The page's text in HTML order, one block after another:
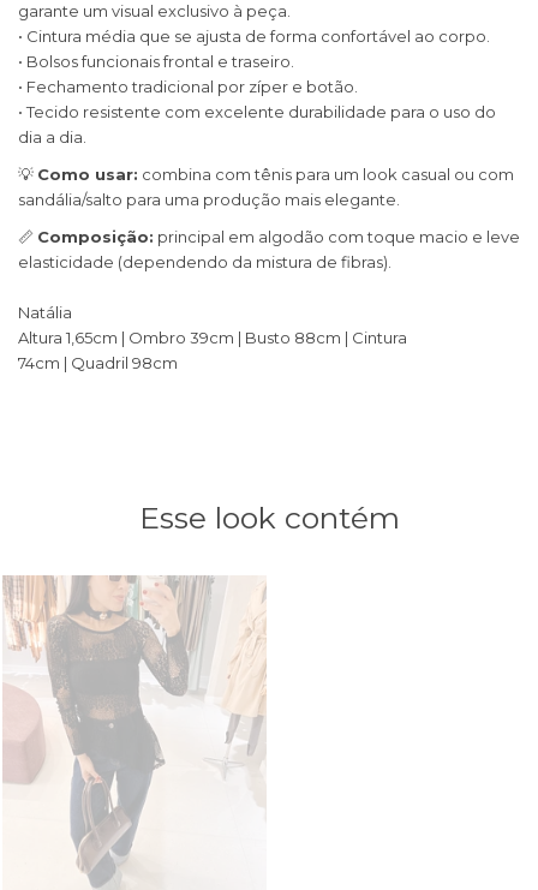
garante um visual exclusivo à peça.
• Cintura média que se ajusta de forma confortável ao corpo.
• Bolsos funcionais frontal e traseiro.
• Fechamento tradicional por zíper e botão.
• Tecido resistente com excelente durabilidade para o uso do
dia a dia.
💡 Como usar: combina com tênis para um look casual ou com
sandália/salto para uma produção mais elegante.
📏 Composição: principal em algodão com toque macio e leve
elasticidade (dependendo da mistura de fibras).
Natália
Altura 1,65cm | Ombro 39cm | Busto 88cm | Cintura
74cm | Quadril 98cm
Esse look contém